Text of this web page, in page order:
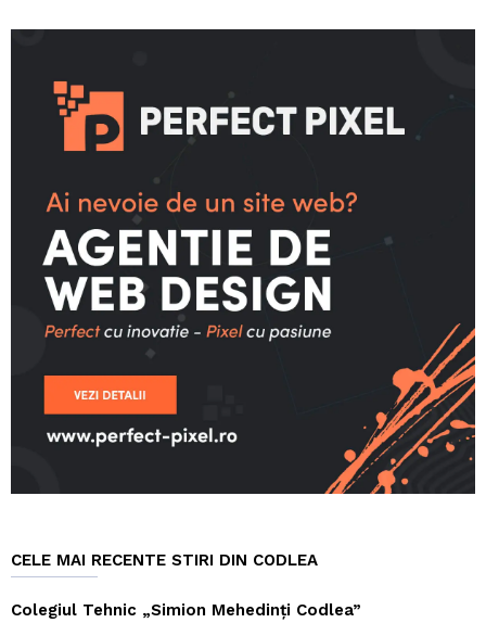
CELE MAI RECENTE STIRI DIN CODLEA
Colegiul Tehnic „Simion Mehedinți Codlea”